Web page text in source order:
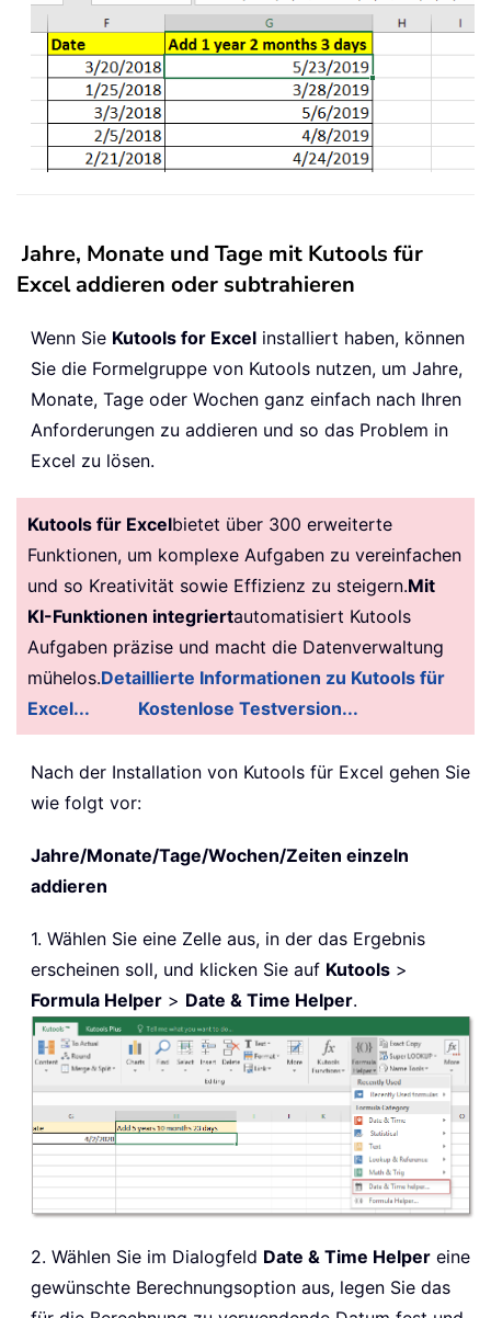
Jahre, Monate und Tage mit Kutools für
Excel addieren oder subtrahieren
Wenn Sie Kutools for Excel installiert haben, können
Sie die Formelgruppe von Kutools nutzen, um Jahre,
Monate, Tage oder Wochen ganz einfach nach Ihren
Anforderungen zu addieren und so das Problem in
Excel zu lösen.
Kutools für Excelbietet über 300 erweiterte
Funktionen, um komplexe Aufgaben zu vereinfachen
und so Kreativität sowie Effizienz zu steigern.Mit
KI-Funktionen integriertautomatisiert Kutools
Aufgaben präzise und macht die Datenverwaltung
mühelos.Detaillierte Informationen zu Kutools für
Excel...
Kostenlose Testversion...
Nach der Installation von Kutools für Excel gehen Sie
wie folgt vor:
Jahre/Monate/Tage/Wochen/Zeiten einzeln
addieren
1. Wählen Sie eine Zelle aus, in der das Ergebnis
erscheinen soll, und klicken Sie auf Kutools >
Formula Helper > Date & Time Helper.
2. Wählen Sie im Dialogfeld Date & Time Helper eine
gewünschte Berechnungsoption aus, legen Sie das